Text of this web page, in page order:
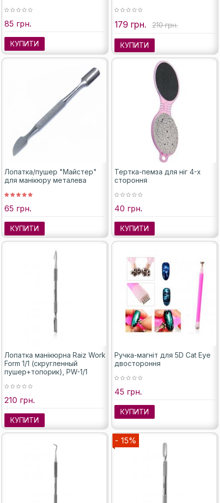
85 грн.
КУПИТИ
179 грн. 210 грн.
КУПИТИ
Лопатка/пушер "Майстер"
для манікюру металева
65 грн.
КУПИТИ
Тертка-пемза для ніг 4-х
стороння
40 грн.
КУПИТИ
Лопатка манікюрна Raiz Work
Form 1/1 (скругленный
пушер+топорик), PW-1/1
210 грн.
КУПИТИ
Ручка-магніт для 5D Cat Eye
двостороння
45 грн.
КУПИТИ
- 15%